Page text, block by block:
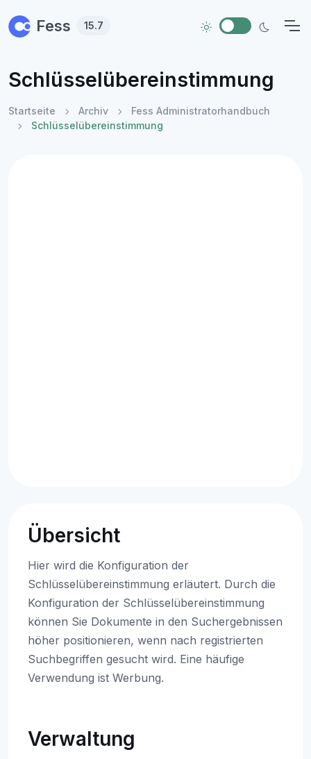
Fess 15.7
Schlüsselübereinstimmung
Startseite Archiv
Fess Administratorhandbuch
Schlüsselübereinstimmung
Übersicht
Hier wird die Konfiguration der
Schlüsselübereinstimmung erläutert. Durch die
Konfiguration der Schlüsselübereinstimmung
können Sie Dokumente in den Suchergebnissen
höher positionieren, wenn nach registrierten
Suchbegriffen gesucht wird. Eine häufige
Verwendung ist Werbung.
Verwaltung